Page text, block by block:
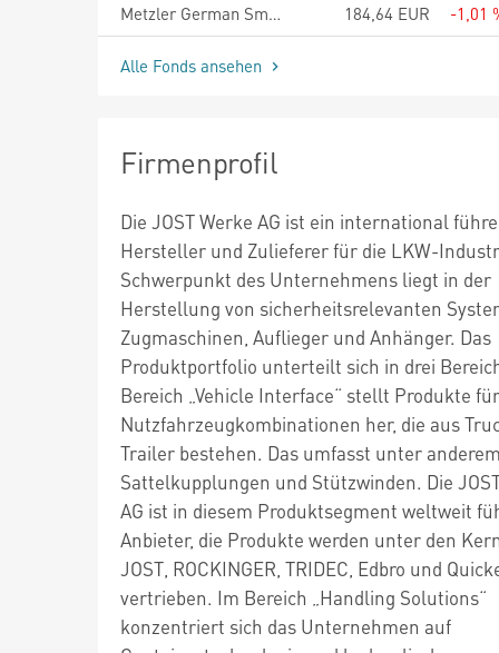
Metzler German Smaller Companies A
184,64 EUR -1,01
Alle Fonds ansehen
Firmenprofil
Die JOST Werke AG ist ein international
Hersteller und Zulieferer für die LKW-
Schwerpunkt des Unternehmens liegt in der
Herstellung von sicherheitsrelevanten
Zugmaschinen, Auflieger und Anhänger. Das
Produktportfolio unterteilt sich in drei
Bereich „Vehicle Interface“ stellt Produkte für
Nutzfahrzeugkombinationen her, die aus
Trailer bestehen. Das umfasst unter
Sattelkupplungen und Stützwinden. Die
AG ist in diesem Produktsegment weltweit
Anbieter, die Produkte werden unter den
JOST, ROCKINGER, TRIDEC, Edbro und
vertrieben. Im Bereich „Handling Solutions“
konzentriert sich das Unternehmen auf